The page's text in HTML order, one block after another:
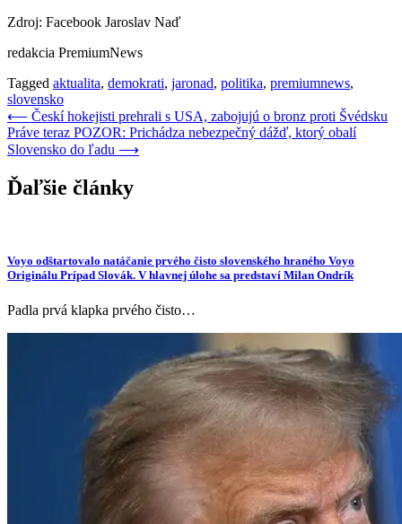
Zdroj: Facebook Jaroslav Naď
redakcia PremiumNews
Tagged aktualita, demokrati, jaronad, politika, premiumnews,
slovensko
Navigácia
v
⟵ Českí hokejisti prehrali s USA, zabojujú o bronz proti Švédsku
Práve teraz POZOR: Prichádza nebezpečný dážď, ktorý obalí
Slovensko do ľadu ⟶
Ďaľšie články
Voyo odštartovalo natáčanie prvého čisto slovenského hraného Voyo
Originálu Prípad Slovák. V hlavnej úlohe sa predstaví Milan Ondrík
Padla prvá klapka prvého čisto…